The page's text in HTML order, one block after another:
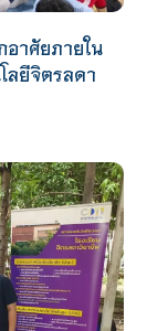
าศัยภายใน
ลยีจิตรลดา